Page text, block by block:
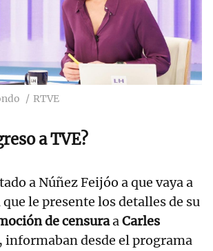
RTVE
a TVE?
a Núñez Feijóo a que vaya a
le presente los detalles de su
de censuraaCarles
informaban desde el programa